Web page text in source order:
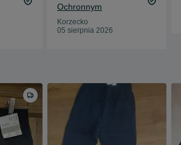
Ochronnym
Korzecko
05 sierpnia 2026